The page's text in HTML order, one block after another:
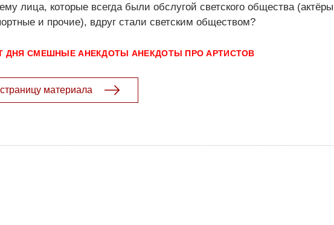
лица, которые всегда были обслугой светского общества
и прочие), вдруг стали светским обществом?
ДНЯ СМЕШНЫЕ АНЕКДОТЫ АНЕКДОТЫ ПРО АРТИСТОВ
материала